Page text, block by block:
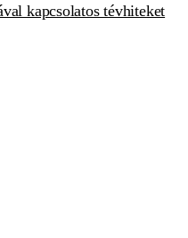
kapcsolatos tévhiteket